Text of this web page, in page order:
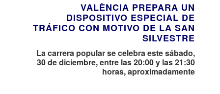
VALÈNCIA PREPARA UN
DISPOSITIVO ESPECIAL DE
TRÁFICO CON MOTIVO DE LA SAN
SILVESTRE
La carrera popular se celebra este sábado,
30 de diciembre, entre las 20:00 y las 21:30
horas, aproximadamente